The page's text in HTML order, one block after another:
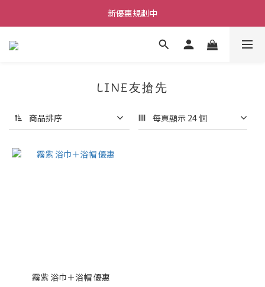
每筆訂單不限金額贈送小禮物
新優惠規劃中
每筆訂單不限金額贈送小禮物
LINE友搶先
商品排序 每頁顯示 24 個
霧紫 浴巾＋浴帽 優惠